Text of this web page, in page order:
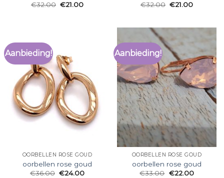
€32.00 €21.00
€32.00 €21.00
Aanbieding!
OORBELLEN ROSE GOUD
oorbellen rose goud
€36.00 €24.00
Aanbieding!
OORBELLEN ROSE GOUD
oorbellen rose goud
€33.00 €22.00